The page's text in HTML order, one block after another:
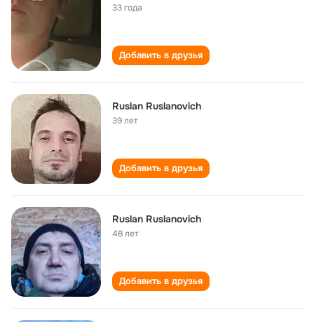
33 года
Добавить в друзья
Ruslan Ruslanovich
39 лет
Добавить в друзья
Ruslan Ruslanovich
48 лет
Добавить в друзья